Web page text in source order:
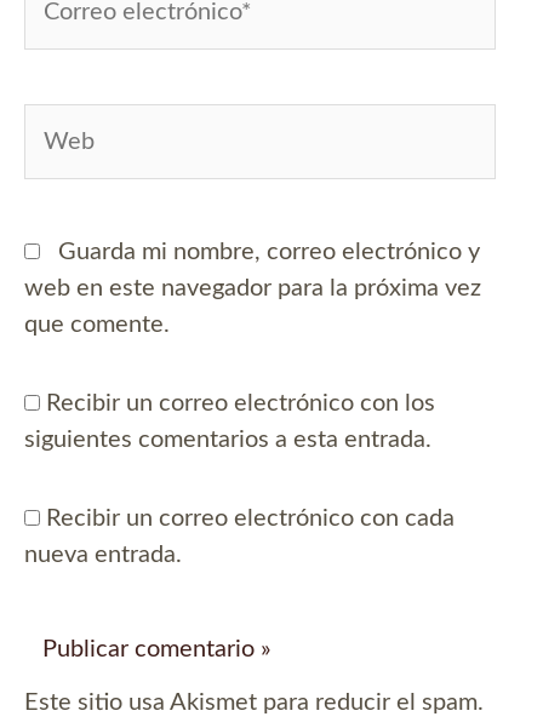
electrónico*
Guarda mi nombre, correo electrónico y
web en este navegador para la próxima vez
que comente.
Recibir un correo electrónico con los
siguientes comentarios a esta entrada.
Recibir un correo electrónico con cada
nueva entrada.
Este sitio usa Akismet para reducir el spam.